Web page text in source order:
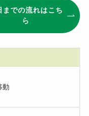
までの流れはこち
ら
動